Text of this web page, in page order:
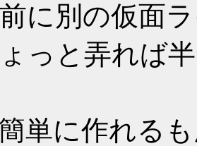
に別の仮面
っと弄れば
単に作れる